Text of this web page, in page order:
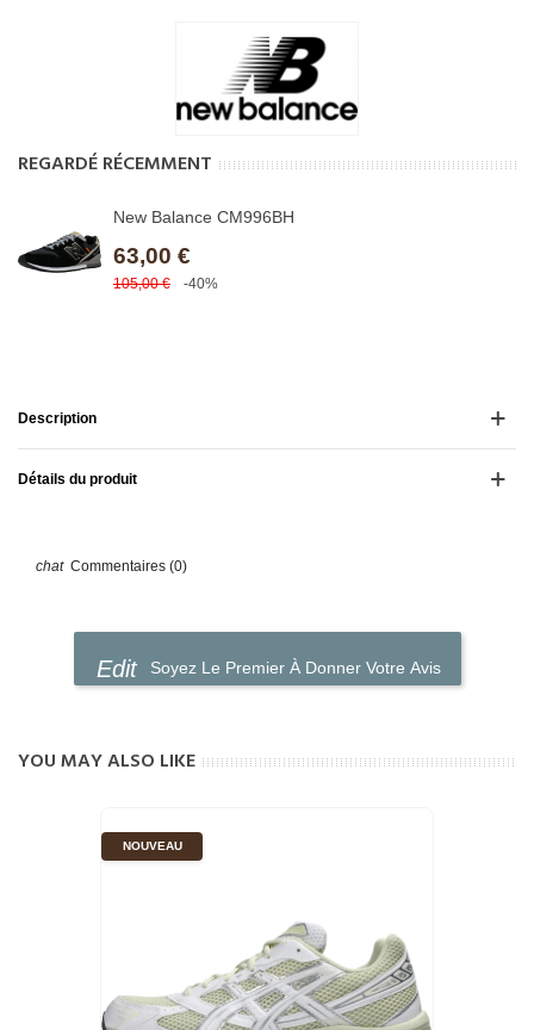
REGARDÉ RÉCEMMENT
New Balance CM996BH
63,00 €
105,00 € -40%
Description
Détails du produit
Commentaires (0)
Soyez Le Premier À Donner Votre Avis
YOU MAY ALSO LIKE
NOUVEAU